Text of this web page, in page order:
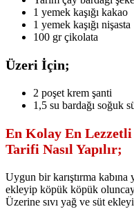
1 yemek kaşığı kakao
1 yemek kaşığı nişasta
100 gr çikolata
Üzeri İçin;
2 poşet krem şanti
1,5 su bardağı soğuk
En Kolay En Lezzetli
Tarifi Nasıl Yapılır;
Uygun bir karıştırma kabına
ekleyip köpük köpük
Üzerine sıvı yağ ve süt